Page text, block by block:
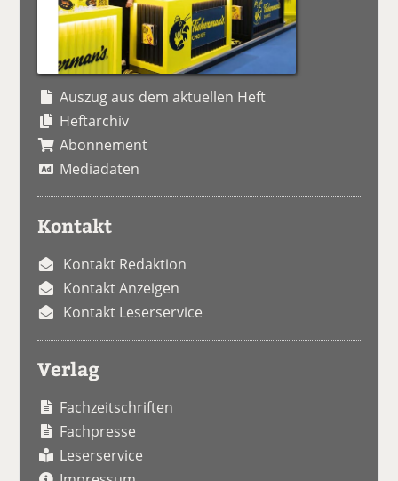
Auszug aus dem aktuellen Heft
Heftarchiv
Abonnement
Mediadaten
Kontakt
Kontakt Redaktion
Kontakt Anzeigen
Kontakt Leserservice
Verlag
Fachzeitschriften
Fachpresse
Leserservice